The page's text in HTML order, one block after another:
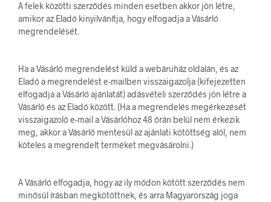
A felek közötti szerződés minden esetben akkor jön létre,
amikor az Eladó kinyilvánítja, hogy elfogadja a Vásárló
megrendelését.
Ha a Vásárló megrendelést küld a webáruház oldalán, és az
Eladó a megrendelést e-mailben visszaigazolja (kifejezetten
elfogadja a Vásárló ajánlatát) adásvételi szerződés jön létre a
Vásárló és az Eladó között. (Ha a megrendelés megérkezését
visszaigazoló e-mail a Vásárlóhoz 48 órán belül nem érkezik
meg, akkor a Vásárló mentesül az ajánlati kötöttség alól, nem
köteles a megrendelt terméket megvásárolni.)
A Vásárló elfogadja, hogy az ily módon kötött szerződés nem
minősül írásban megkötöttnek, és arra Magyarország joga